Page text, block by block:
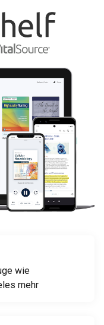
wie
mehr